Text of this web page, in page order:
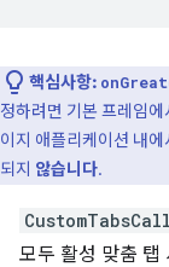
핵심사항:
정하려면 기본 프레임
이지 애플리케이션 내
되지 않습니다.
모두 활성 맞춤 탭